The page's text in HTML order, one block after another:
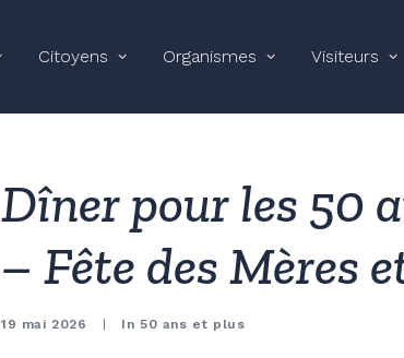
Citoyens Organismes Visiteurs
Dîner pour les 50
– Fête des Mères
19 mai 2026 In 50 ans et plus